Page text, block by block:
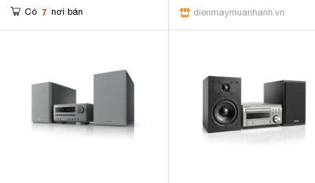
Có 7 nơi bán dienmaymuanhanh.vn